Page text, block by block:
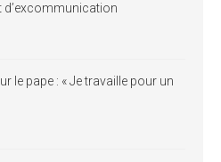
d’excommunication
le pape : « Je travaille pour un